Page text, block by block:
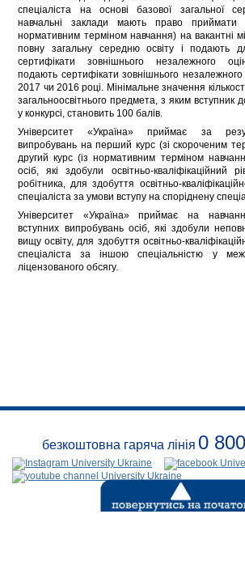
спеціаліста на основі базової загальної
навчальні заклади мають право приймати
нормативним терміном навчання) на вакантні
повну загальну середню освіту і подають
сертифікати зовнішнього незалежного
подають сертифікати зовнішнього
2017 чи 2016 році. Мінімальне значення
загальноосвітнього предмета, з яким вступник
у конкурсі, становить 100 балів.
Університет «Україна» приймає за
випробувань на перший курс (зі скороченим
другий курс (із нормативним терміном
осіб, які здобули освітньо-кваліфікаційний
робітника, для здобуття освітньо-
спеціаліста за умови вступу на споріднену
Університет «Україна» приймає на
вступних випробувань осіб, які здобули
вищу освіту, для здобуття освітньо-
спеціаліста за іншою спеціальністю у
ліцензованого обсягу.
безкоштовна гаряча лінія 0
Про
заклад